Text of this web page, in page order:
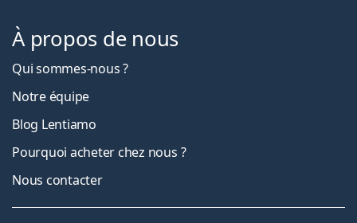
À propos de nous
Qui sommes-nous ?
Notre équipe
Blog Lentiamo
Pourquoi acheter chez nous ?
Nous contacter